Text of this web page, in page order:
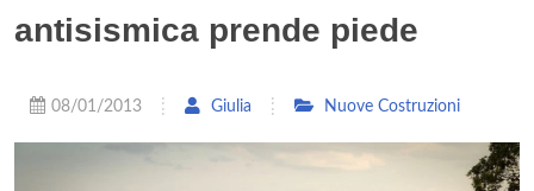
antisismica prende piede
08/01/2013 Giulia Nuove Costruzioni